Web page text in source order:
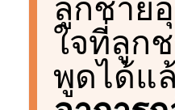
ลูกชาย
ใจที่ลูก
พูดได้แ